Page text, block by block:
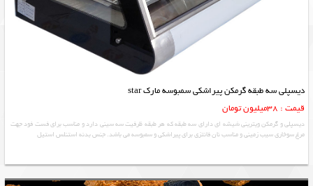
دیسپلی سه طبقه گرمکن پیراشکی سمبوسه مارک star
قیمت : 38میلیون تومان
دیسپلی و گرمکن ویترینی شیشه ای دارای سه طبقه که هر طبقه ظرفیت سه سینی دارد و مناسب برای فست فود جهت
مرغ سوخاری سیب زمینی و مناسب نان فانتزی برای پیراشکی و سمبوسه می باشد. جنس بدنه استنلس استیل